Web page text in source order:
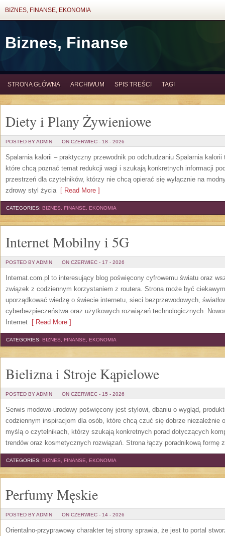
BIZNES, FINANSE, EKONOMIA
Biznes, Finanse
STRONA GŁÓWNA ARCHIWUM SPIS TREŚCI TAGI
Diety i Plany Żywieniowe
POSTED BY ADMIN ON CZERWIEC - 18 - 2026
Spalarnia kalorii – praktyczny przewodnik po odchudzaniu Spalarnia
które chcą poznać temat redukcji wagi i szukają konkretnych informacji
przestrzeń dla czytelników, którzy nie chcą opierać się wyłącznie na
zdrowy styl życia[ Read More ]
CATEGORIES: BIZNES, FINANSE, EKONOMIA
Internet Mobilny i 5G
POSTED BY ADMIN ON CZERWIEC - 17 - 2026
Internat.com.pl to interesujący blog poświęcony cyfrowemu światu oraz
związek z codziennym korzystaniem z routera. Strona może być
uporządkować wiedzę o świecie internetu, sieci bezprzewodowych,
cyberbezpieczeństwa oraz użytkowych rozwiązań technologicznych.
Internet [ Read More ]
CATEGORIES: BIZNES, FINANSE, EKONOMIA
Bielizna i Stroje Kąpielowe
POSTED BY ADMIN ON CZERWIEC - 15 - 2026
Serwis modowo-urodowy poświęcony jest stylowi, dbaniu o wygląd,
codziennym inspiracjom dla osób, które chcą czuć się dobrze niezależnie
myślą o czytelnikach, którzy szukają konkretnych porad dotyczących
trendów oraz kosmetycznych rozwiązań. Strona łączy poradnikową formę z
CATEGORIES: BIZNES, FINANSE, EKONOMIA
Perfumy Męskie
POSTED BY ADMIN ON CZERWIEC - 14 - 2026
Orientalno-przyprawowy charakter tej strony sprawia, że jest to portal